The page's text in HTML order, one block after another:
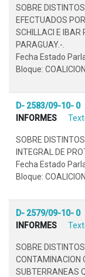
SOBRE
EFECTUADOS
SCHILLACI E IBAR
PARAGUAY.-.
Fecha Estado
Bloque:
D- 2583/09-10- 0
INFORMES
SOBRE
INTEGRAL DE
Fecha Estado
Bloque:
D- 2579/09-10- 0
INFORMES
SOBRE
CONTAMINACION
SUBTERRANEAS